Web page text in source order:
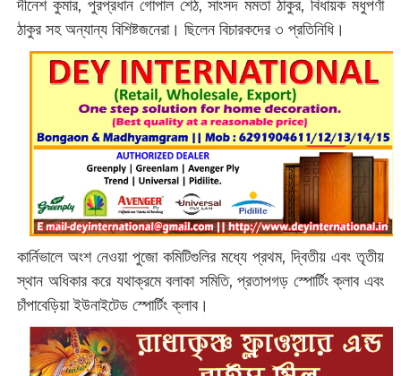
দীনেশ কুমার, পুরপ্রধান গোপাল শেঠ, সাংসদ মমতা ঠাকুর, বিধায়ক মধুপর্ণা
ঠাকুর সহ অন্যান্য বিশিষ্টজনেরা। ছিলেন বিচারকদের ৩ প্রতিনিধি।
কার্নিভালে অংশ নেওয়া পুজো কমিটিগুলির মধ্যে প্রথম, দ্বিতীয় এবং তৃতীয়
স্থান অধিকার করে যথাক্রমে বলাকা সমিতি, প্রতাপগড় স্পোর্টিং ক্লাব এবং
চাঁপাবেড়িয়া ইউনাইটেড স্পোর্টিং ক্লাব।